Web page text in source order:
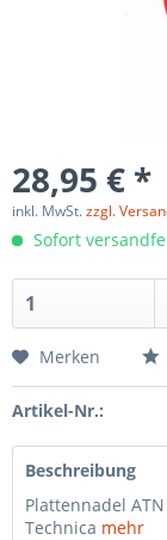
28,95 € *
inkl. MwSt.zzgl.
Sofort
Merken
Artikel-Nr.:
Beschreibung
Plattennadel
Technica mehr